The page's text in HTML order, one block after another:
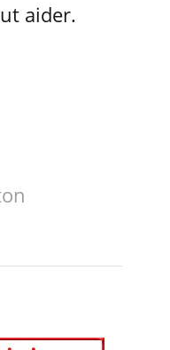
aider.